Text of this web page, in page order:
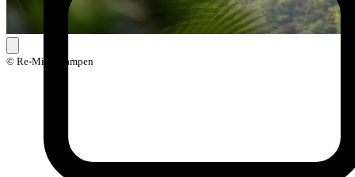
© Re-Mind Kampen